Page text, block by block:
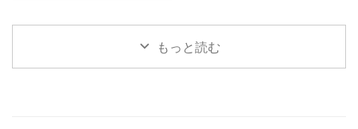
く、機関投資家も視野に入れ
た“次世代型”の取引所設計を意図
適しているとされ、日本でも法整
備が進められてきました。今回の
承認は、その流れを大き ...
高まる地政学リスクに直面してお
り、伝統的な資産の価値保全に対
する懸念から、代替資産への関心
もっと読む